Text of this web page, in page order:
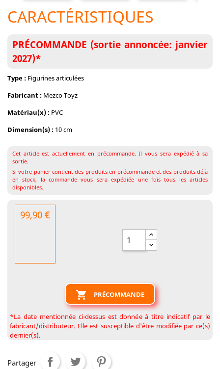
CARACTÉRISTIQUES
PRÉCOMMANDE (sortie annoncée: janvier
2027)*
Type : Figurines articulées
Fabricant : Mezco Toyz
Matériau(x) : PVC
Dimension(s) : 10 cm
Cet article est actuellement en précommande. Il vous sera expédié à sa
sortie.
Si votre panier contient des produits en précommande et des produits déjà
en stock, la commande vous sera expédiée une fois tous les articles
disponibles.
99,90 €
 PRÉCOMMANDE
*La date mentionnée ci-dessus est donnée à titre indicatif par le
fabricant/distributeur. Elle est susceptible d'être modifiée par ce(s)
dernier(s).
Partager